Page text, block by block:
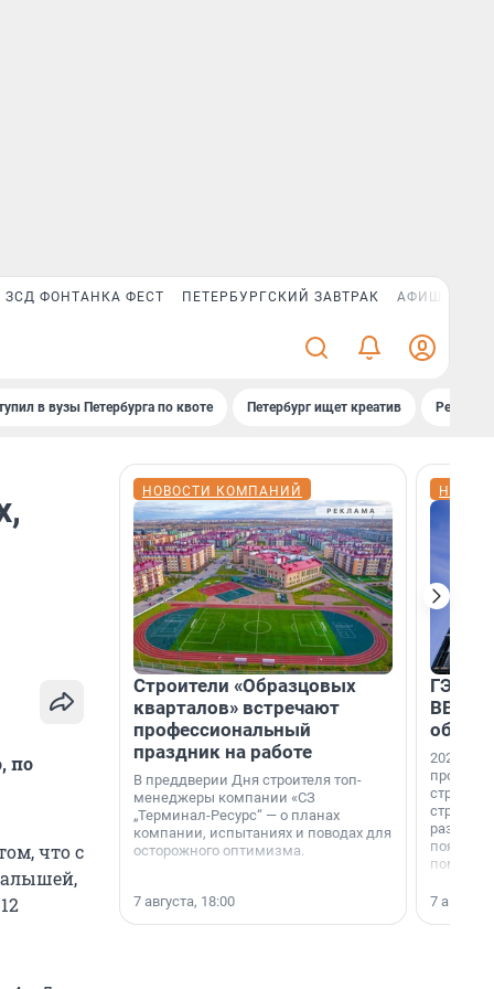
ЗСД ФОНТАНКА ФЕСТ ПЕТЕРБУРГСКИЙ ЗАВТРАК АФИША PLUS
в вузы Петербурга по квоте Петербург ищет креатив
по
что с
НОВОСТИ КОМПАНИЙ
Строители «Образцовых
кварталов» встречают
профессиональный
праздник на работе
В преддверии Дня строителя топ-
менеджеры компании «СЗ
„Терминал-Ресурс“ — о планах
компании, испытаниях и поводах для
осторожного оптимизма.
7 августа, 18:00
ГЭС,
ВВП: в
об
2026-й —
раз. В
7